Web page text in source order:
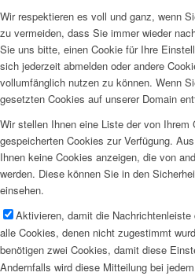
Wir respektieren es voll und ganz, wenn
zu vermeiden, dass Sie immer wieder
Sie uns bitte, einen Cookie für Ihre
sich jederzeit abmelden oder andere
vollumfänglich nutzen zu können. Wenn
gesetzten Cookies auf unserer Domain
Wir stellen Ihnen eine Liste der von Ihrem
gespeicherten Cookies zur Verfügung.
Ihnen keine Cookies anzeigen, die von
werden. Diese können Sie in den
einsehen.
Aktivieren, damit die
alle Cookies, denen nicht zugestimmt
benötigen zwei Cookies, damit diese
Andernfalls wird diese Mitteilung bei